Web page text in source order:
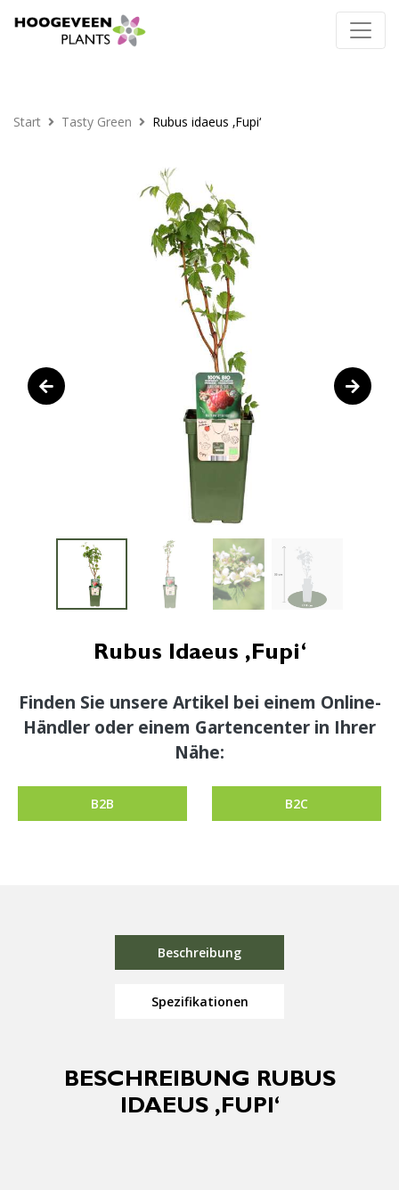
Start Tasty Green Rubus idaeus ‚Fupi‘
Rubus Idaeus ‚Fupi‘
Finden Sie unsere Artikel bei einem Online-
Händler oder einem Gartencenter in Ihrer
Nähe:
B2B B2C
Beschreibung
Spezifikationen
BESCHREIBUNG RUBUS
IDAEUS ‚FUPI‘